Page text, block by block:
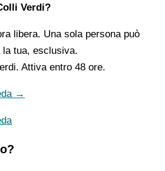
Verdi?
libera. Una sola persona può
tua, esclusiva.
Attiva entro 48 ore.
→